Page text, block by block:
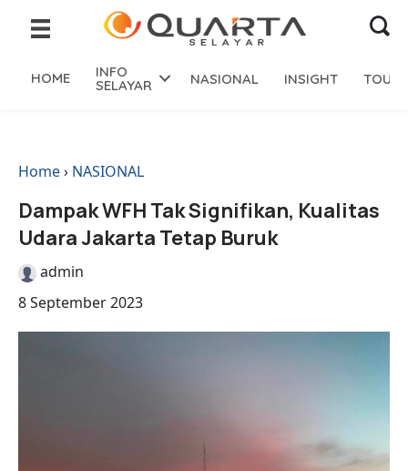
HOME INFO
SELAYAR NASIONAL INSIGHT
Home› NASIONAL
Dampak WFH Tak Signifikan, Kualitas
Udara Jakarta Tetap Buruk
admin
8 September 2023